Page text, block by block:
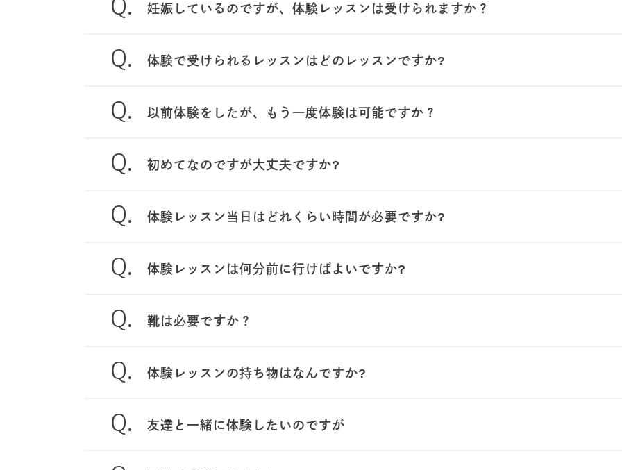
妊娠しているのですが、体験レッスンは受けられますか？
体験で受けられるレッスンはどのレッスンですか?
以前体験をしたが、もう一度体験は可能ですか？
初めてなのですが大丈夫ですか?
体験レッスン当日はどれくらい時間が必要ですか?
体験レッスンは何分前に行けばよいですか?
靴は必要ですか？
体験レッスンの持ち物はなんですか?
友達と一緒に体験したいのですが